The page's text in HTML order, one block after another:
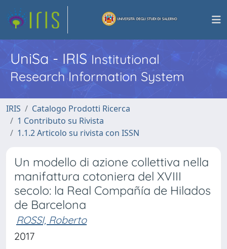
UniSa - IRISInstitutional
Research Information System
IRIS
Catalogo Prodotti Ricerca
1 Contributo su Rivista
1.1.2 Articolo su rivista con ISSN
Un modello di azione collettiva nella
manifattura cotoniera del XVIII
secolo: la Real Compañía de Hilados
de Barcelona
ROSSI, Roberto
2017